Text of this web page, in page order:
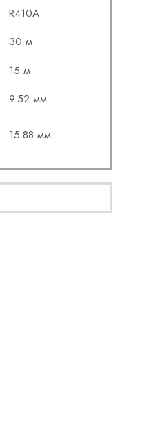
R410A
30 м
15 м
9.52 мм
15.88 мм